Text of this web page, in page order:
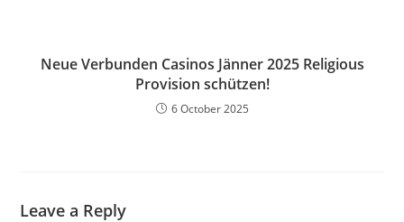
Neue Verbunden Casinos Jänner 2025 Religious
Provision schützen!
6 October 2025
Leave a Reply